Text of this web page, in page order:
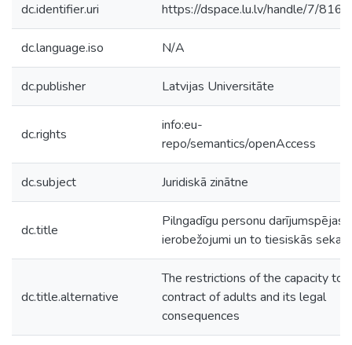
dc.identifier.uri https://dspace.lu.lv/handle/7/8169
dc.language.iso N/A
dc.publisher Latvijas Universitāte
dc.rights
info:eu-
repo/semantics/openAccess
dc.subject Juridiskā zinātne
dc.title
Pilngadīgu personu darījumspējas
ierobežojumi un to tiesiskās sekas
dc.title.alternative
The restrictions of the capacity to
contract of adults and its legal
consequences